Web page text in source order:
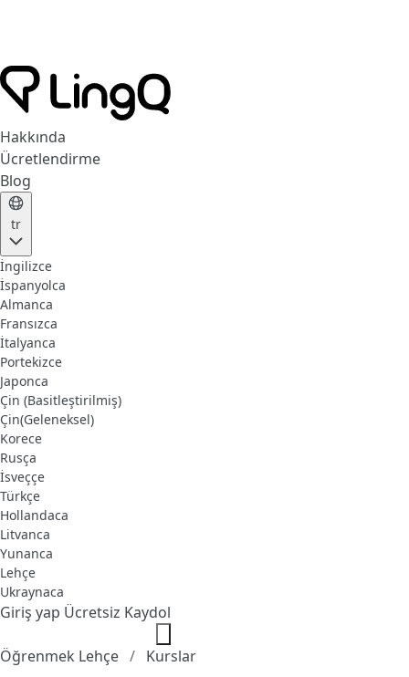
Hakkında
Ücretlendirme
Blog
tr
İngilizce
İspanyolca
Almanca
Fransızca
İtalyanca
Portekizce
Japonca
Çin (Basitleştirilmiş)
Çin(Geleneksel)
Korece
Rusça
İsveççe
Türkçe
Hollandaca
Litvanca
Yunanca
Lehçe
Ukraynaca
Giriş yap Ücretsiz Kaydol
Öğrenmek Lehçe Kurslar